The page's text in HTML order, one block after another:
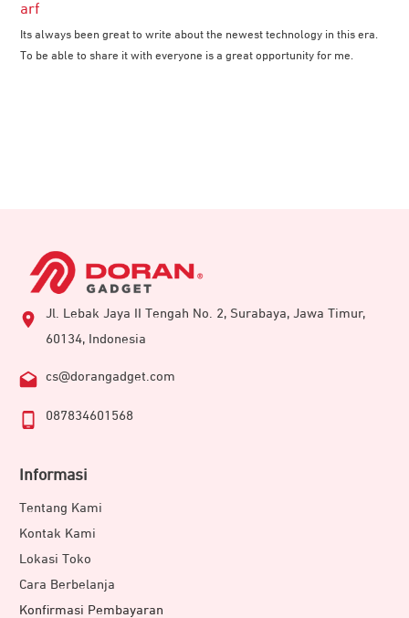
arf
Its always been great to write about the newest technology in this era.
To be able to share it with everyone is a great opportunity for me.
Jl. Lebak Jaya II Tengah No. 2, Surabaya, Jawa Timur,
60134, Indonesia
cs@dorangadget.com
087834601568
Informasi
Tentang Kami
Kontak Kami
Lokasi Toko
Cara Berbelanja
Konfirmasi Pembayaran